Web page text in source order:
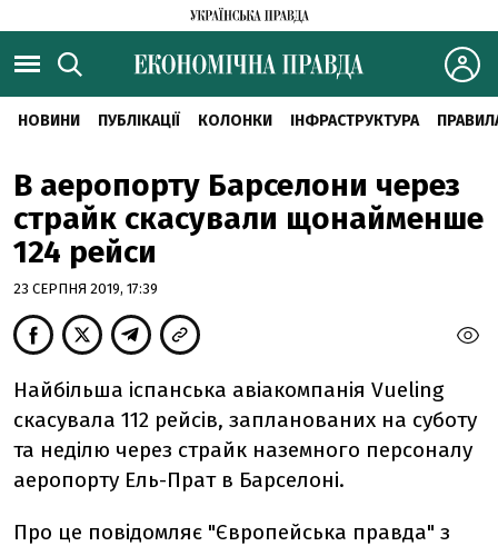
НОВИНИ ПУБЛІКАЦІЇ КОЛОНКИ ІНФРАСТРУКТУРА
В аеропорту Барселони через
страйк скасували щонайменше
124 рейси
23 СЕРПНЯ 2019, 17:39
Найбільша іспанська авіакомпанія Vueling
скасувала 112 рейсів, запланованих на суботу
та неділю через страйк наземного персоналу
аеропорту Ель-Прат в Барселоні.
Про це повідомляє "Європейська правда" з